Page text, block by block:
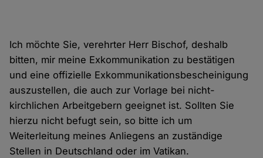
Ich möchte Sie, verehrter Herr Bischof, deshalb
bitten, mir meine Exkommunikation zu bestätigen
und eine offizielle Exkommunikationsbescheinigung
auszustellen, die auch zur Vorlage bei nicht-
kirchlichen Arbeitgebern geeignet ist. Sollten Sie
hierzu nicht befugt sein, so bitte ich um
Weiterleitung meines Anliegens an zuständige
Stellen in Deutschland oder im Vatikan.